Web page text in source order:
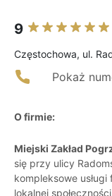
9
Częstochowa, ul.
Pokaż
O firmie:
Miejski Zakład
się przy ulicy
kompleksowe
lokalnej